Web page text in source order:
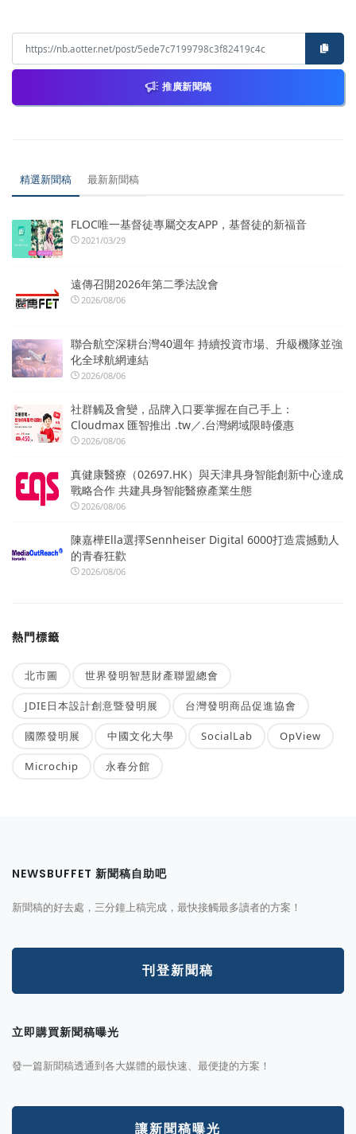
推廣新聞稿
精選新聞稿 最新新聞稿
FLOC唯一基督徒專屬交友APP，基督徒的新福音
2021/03/29
遠傳召開2026年第二季法說會
2026/08/06
聯合航空深耕台灣40週年 持續投資市場、升級機隊並強
化全球航網連結
2026/08/06
社群觸及會變，品牌入口要掌握在自己手上：
Cloudmax 匯智推出 .tw／.台灣網域限時優惠
2026/08/06
真健康醫療（02697.HK）與天津具身智能創新中心達成
戰略合作 共建具身智能醫療產業生態
2026/08/06
陳嘉樺Ella選擇Sennheiser Digital 6000打造震撼動人
的青春狂歡
2026/08/06
熱門標籤
北市圖 世界發明智慧財產聯盟總會
JDIE日本設計創意暨發明展 台灣發明商品促進協會
國際發明展 中國文化大學 SocialLab OpView
Microchip 永春分館
NEWSBUFFET 新聞稿自助吧
新聞稿的好去處，三分鐘上稿完成，最快接觸最多讀者的方案！
刊登新聞稿
立即購買新聞稿曝光
發一篇新聞稿透通到各大媒體的最快速、最便捷的方案！
讓新聞稿曝光